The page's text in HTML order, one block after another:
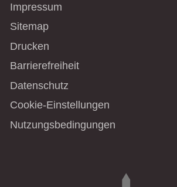
Impressum
Sitemap
Drucken
Barrierefreiheit
Datenschutz
Cookie-Einstellungen
Nutzungsbedingungen